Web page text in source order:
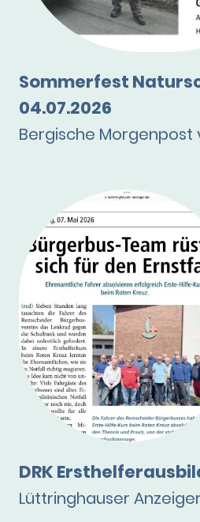
Sommerfest
04.07.2026
Bergische Morgenpost
DRK
Lüttringhauser